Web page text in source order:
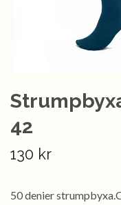
42
130 kr
50 denier